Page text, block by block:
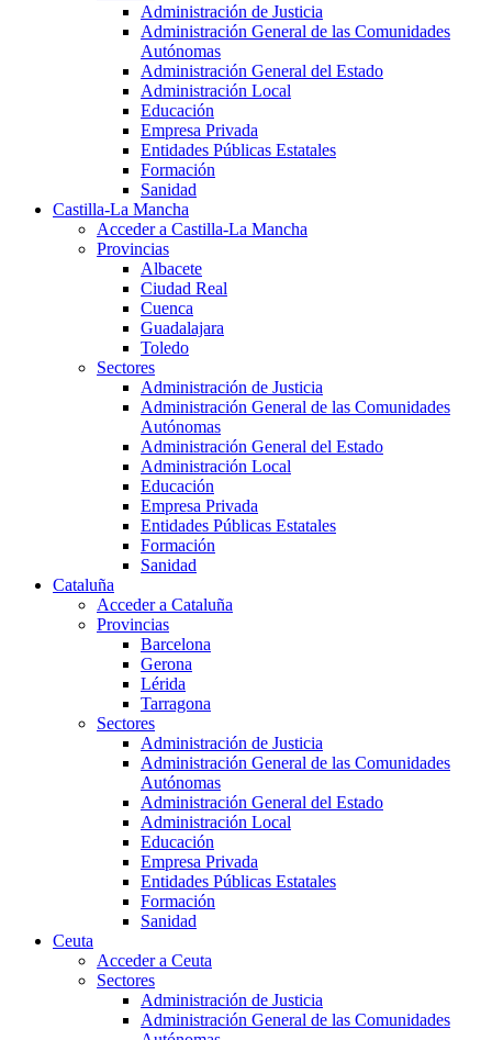
Administración de Justicia
Administración General de las Comunidades
Autónomas
Administración General del Estado
Administración Local
Educación
Empresa Privada
Entidades Públicas Estatales
Formación
Sanidad
Castilla-La Mancha
Acceder a Castilla-La Mancha
Provincias
Albacete
Ciudad Real
Cuenca
Guadalajara
Toledo
Sectores
Administración de Justicia
Administración General de las Comunidades
Autónomas
Administración General del Estado
Administración Local
Educación
Empresa Privada
Entidades Públicas Estatales
Formación
Sanidad
Cataluña
Acceder a Cataluña
Provincias
Barcelona
Gerona
Lérida
Tarragona
Sectores
Administración de Justicia
Administración General de las Comunidades
Autónomas
Administración General del Estado
Administración Local
Educación
Empresa Privada
Entidades Públicas Estatales
Formación
Sanidad
Ceuta
Acceder a Ceuta
Sectores
Administración de Justicia
Administración General de las Comunidades